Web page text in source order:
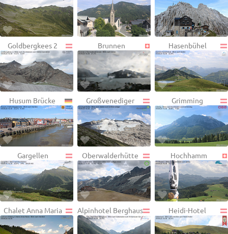
Goldbergkees 2 Brunnen Hasenbühel
Husum Brücke Großvenediger Grimming
Gargellen Oberwalderhütte Hochhamm
Chalet Anna Maria Alpinhotel Berghaus Heidi-Hotel